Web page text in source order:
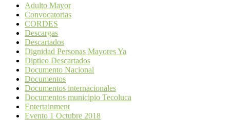
Adulto Mayor
Convocatorias
CORDES
Descargas
Descartados
Dignidad Personas Mayores Ya
Diptico Descartados
Documento Nacional
Documentos
Documentos internacionales
Documentos municipio Tecoluca
Entertainment
Evento 1 Octubre 2018